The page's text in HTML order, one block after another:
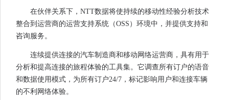
在伙伴关系下，NTT数据将使持续的移动性经验分析技术
整合到运营商的运营支持系统（OSS）环境中，并提供支持和
咨询服务。
连续提供连接的汽车制造商和移动网络运营商，具有用于
分析和提高连接的旅程体验的工具集。它调查所有订户的语音
和数据使用模式，为所有订户24/7，标记影响用户和连接车辆
的不利网络体验。